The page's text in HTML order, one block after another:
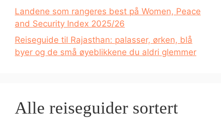
Landene som rangeres best på Women, Peace
and Security Index 2025/26
Reiseguide til Rajasthan: palasser, ørken, blå
byer og de små øyeblikkene du aldri glemmer
Alle reiseguider sortert